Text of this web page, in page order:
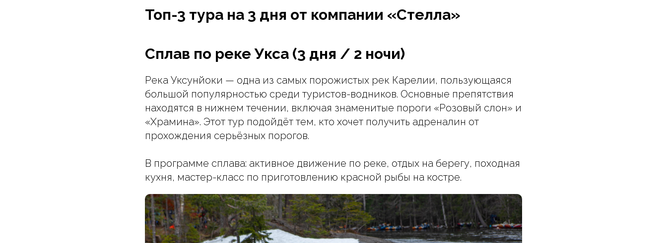
Топ-3 тура на 3 дня от компании «Стелла»
Сплав по реке Укса (3 дня / 2 ночи)
Река Уксунйоки — одна из самых порожистых рек Карелии, пользующаяся
большой популярностью среди туристов-водников. Основные препятствия
находятся в нижнем течении, включая знаменитые пороги «Розовый слон» и
«Храмина». Этот тур подойдёт тем, кто хочет получить адреналин от
прохождения серьёзных порогов.
В программе сплава: активное движение по реке, отдых на берегу, походная
кухня, мастер-класс по приготовлению красной рыбы на костре.